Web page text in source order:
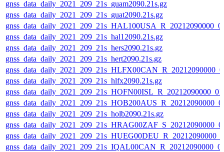
gnss_data_daily_2021_209_21s_guam2090.21s.gz
gnss_data_daily_2021_209_21s_guat2090.21s.gz
gnss_data_daily_2021_209_21s_hal12090.21s.gz
gnss_data_daily_2021_209_21s_hers2090.21s.gz
gnss_data_daily_2021_209_21s_hert2090.21s.gz
gnss_data_daily_2021_209_21s_hlfx2090.21s.gz
gnss_data_daily_2021_209_21s_holb2090.21s.gz